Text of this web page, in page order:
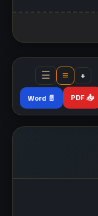
+
≡
☰
📥 PDF
📄 Word